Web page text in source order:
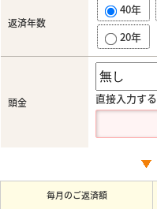
返済年数
40年
20年
頭金
直接入力する
毎月のご返済額